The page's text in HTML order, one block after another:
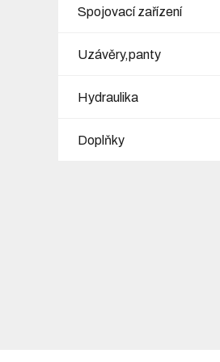
Spojovací zařízení
Uzávěry,panty
Hydraulika
Doplňky